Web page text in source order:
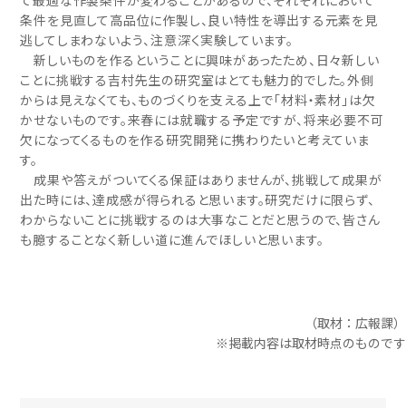
条件を見直して高品位に作製し、良い特性を導出する元素を見
逃してしまわないよう、注意深く実験しています。
新しいものを作るということに興味があったため、日々新しい
ことに挑戦する吉村先生の研究室はとても魅力的でした。外側
からは見えなくても、ものづくりを支える上で「材料・素材」は欠
かせないものです。来春には就職する予定ですが、将来必要不可
欠になってくるものを作る研究開発に携わりたいと考えていま
す。
成果や答えがついてくる保証はありませんが、挑戦して成果が
出た時には、達成感が得られると思います。研究だけに限らず、
わからないことに挑戦するのは大事なことだと思うので、皆さん
も臆することなく新しい道に進んでほしいと思います。
（取材：広報課）
※掲載内容は取材時点のものです